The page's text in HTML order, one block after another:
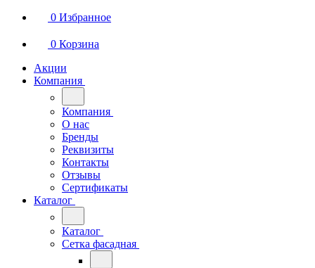
0 Избранное
0 Корзина
Акции
Компания
Компания
О нас
Бренды
Реквизиты
Контакты
Отзывы
Сертификаты
Каталог
Каталог
Сетка фасадная